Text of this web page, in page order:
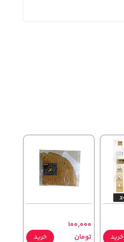
خرید
100,000
تومان
خرید